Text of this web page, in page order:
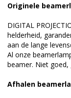
Originele
DIGITAL
helderheid,
aan de lange
Al onze
beamer. Niet goed,
Afhalen